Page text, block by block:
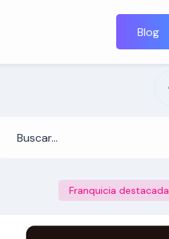
Blog
Franquicia destacada